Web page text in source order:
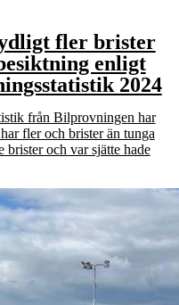
fler brister
enligt
2024
från Bilprovningen har
fler och brister än tunga
brister och var sjätte hade